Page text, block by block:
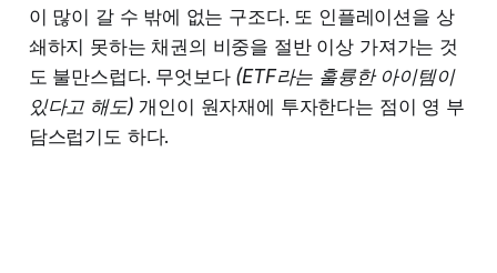
이 많이 갈 수 밖에 없는 구조다. 또 인플레이션을 상
쇄하지 못하는 채권의 비중을 절반 이상 가져가는 것
도 불만스럽다. 무엇보다 (ETF라는 훌륭한 아이템이
있다고 해도) 개인이 원자재에 투자한다는 점이 영 부
담스럽기도 하다.